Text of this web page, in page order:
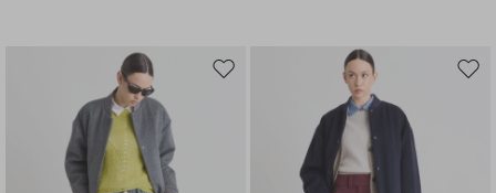
Auf
Auf